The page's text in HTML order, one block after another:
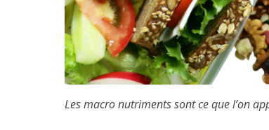
Les macro nutriments sont ce que l’on